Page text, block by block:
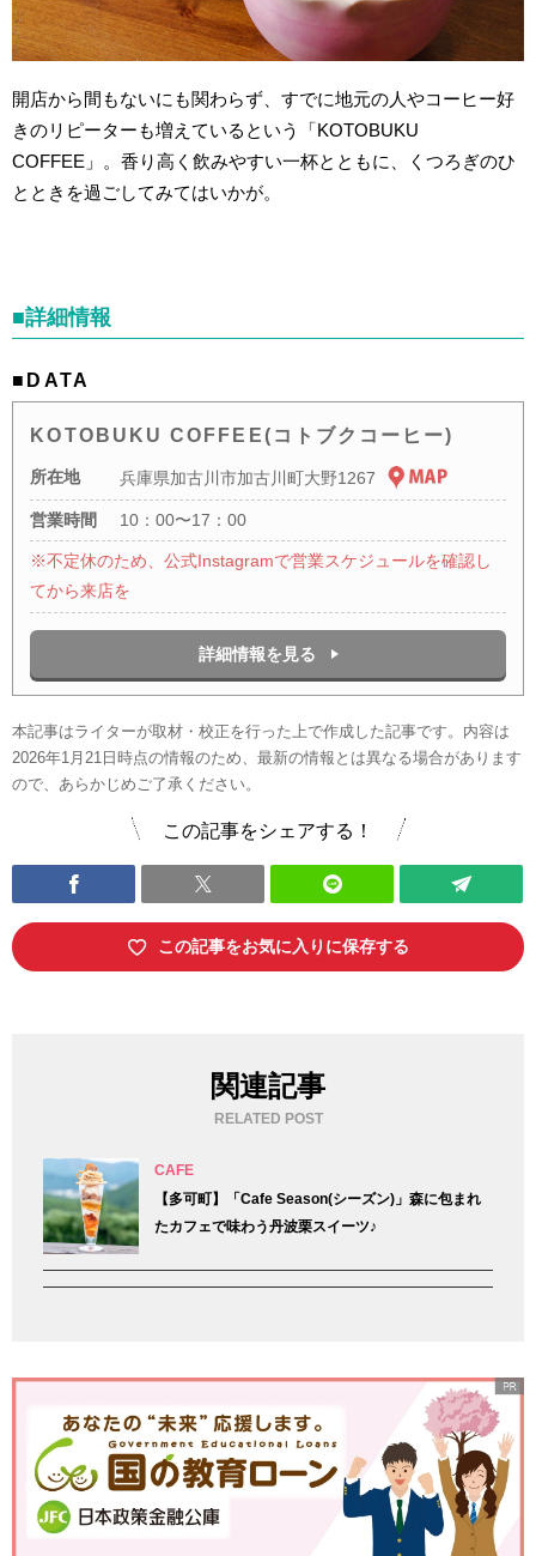
開店から間もないにも関わらず、すでに地元の人やコーヒー好
きのリピーターも増えているという「KOTOBUKU
COFFEE」。香り高く飲みやすい一杯とともに、くつろぎのひ
とときを過ごしてみてはいかが。
■詳細情報
■DATA
KOTOBUKU COFFEE(コトブクコーヒー)
所在地 兵庫県加古川市加古川町大野1267
営業時間 10：00〜17：00
※不定休のため、公式Instagramで営業スケジュールを確認し
てから来店を
詳細情報を見る
本記事はライターが取材・校正を行った上で作成した記事です。内容は
2026年1月21日時点の情報のため、最新の情報とは異なる場合があります
ので、あらかじめご了承ください。
この記事をシェアする！
この記事をお気に入りに保存する
関連記事
RELATED POST
CAFE
【多可町】「Cafe Season(シーズン)」森に包まれ
たカフェで味わう丹波栗スイーツ♪